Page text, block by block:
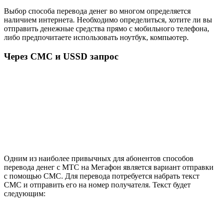
Выбор способа перевода денег во многом определяется
наличием интернета. Необходимо определиться, хотите ли вы
отправить денежные средства прямо с мобильного телефона,
либо предпочитаете использовать ноутбук, компьютер.
Через СМС и USSD запрос
Одним из наиболее привычных для абонентов способов
перевода денег с МТС на Мегафон является вариант отправки
с помощью СМС. Для перевода потребуется набрать текст
СМС и отправить его на номер получателя. Текст будет
следующим: